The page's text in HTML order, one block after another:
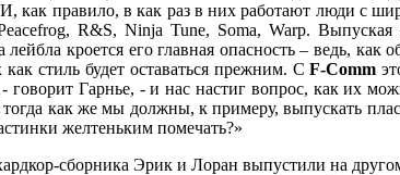
как правило, в как раз в них работают люди с
R&S, Ninja Tune, Soma, Warp.
кроется его главная опасность – ведь, как
стиль будет оставаться прежним. СF-Comm
Гарнье, - и нас настиг вопрос, как их
как же мы должны, к примеру, выпускать
желтеньким помечать?»
сборника Эрик и Лоран выпустили на